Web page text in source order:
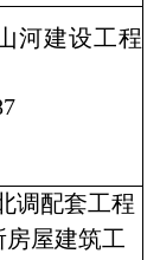
河建设工程
调配套工程
屋建筑工